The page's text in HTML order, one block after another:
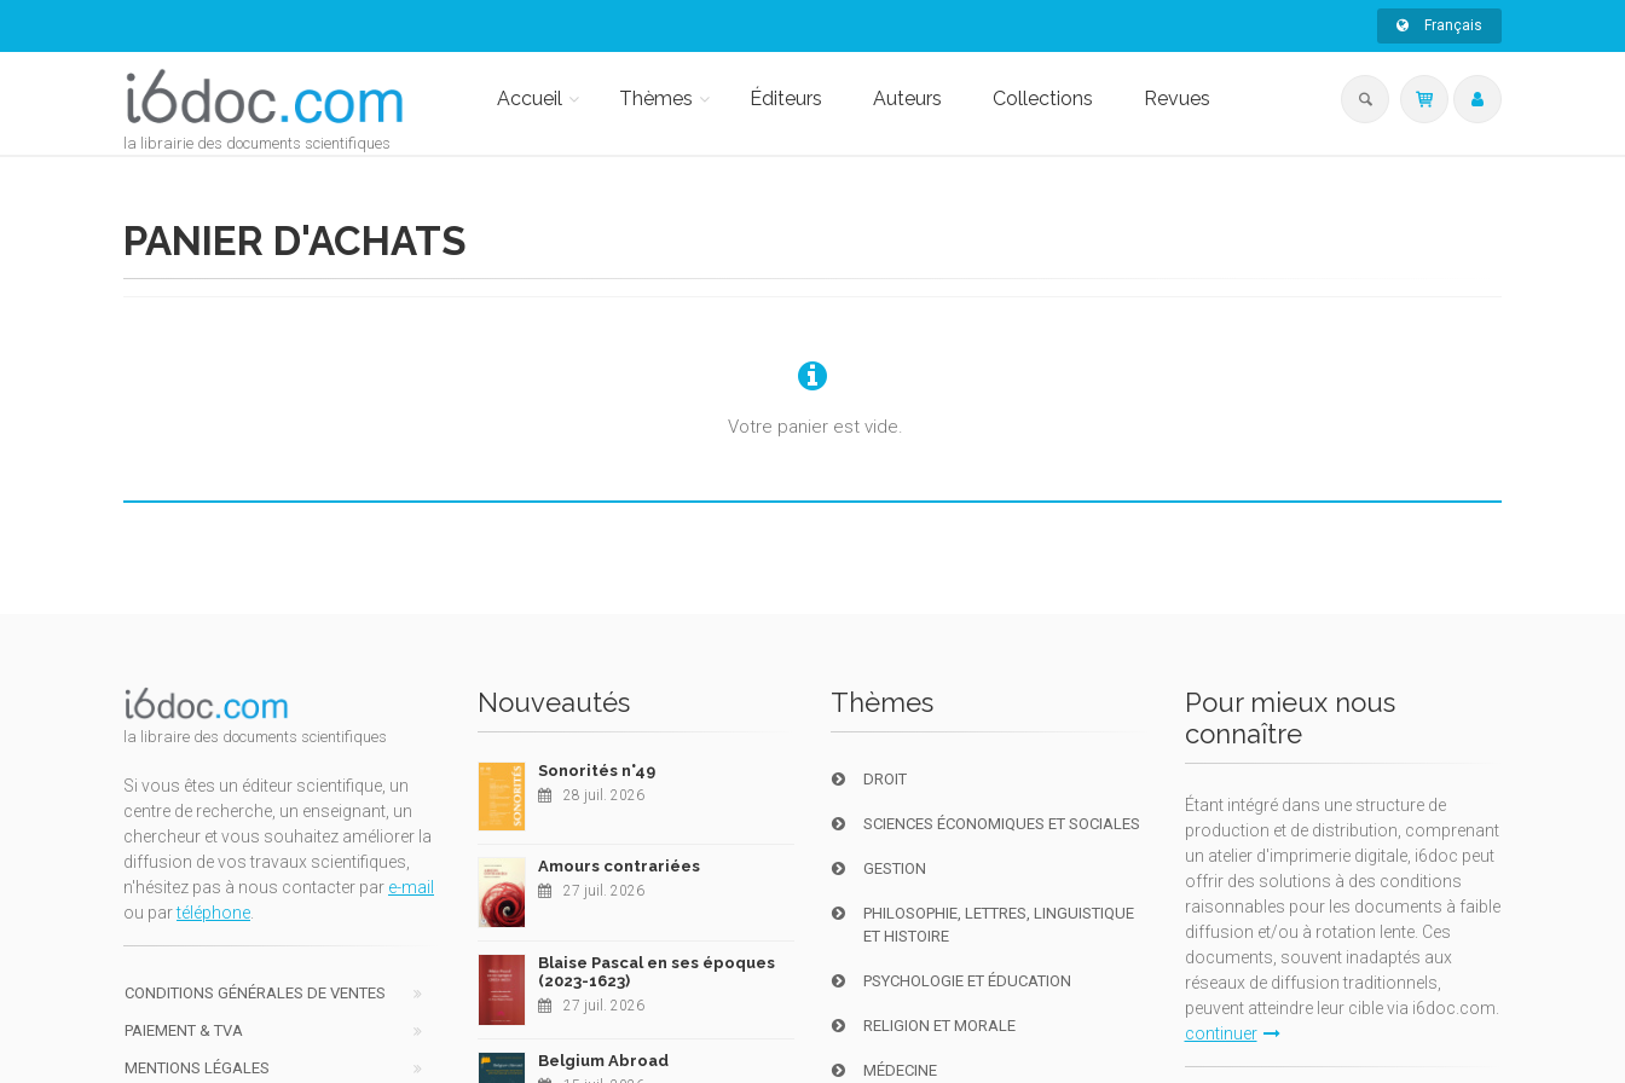
Français
la librairie des documents scientifiques
Accueil Thèmes Éditeurs Auteurs Collections Revues
PANIER D'ACHATS
Votre panier est vide.
la libraire des documents scientifiques
Si vous êtes un éditeur scientifique, un
centre de recherche, un enseignant, un
chercheur et vous souhaitez améliorer la
diffusion de vos travaux scientifiques,
n'hésitez pas à nous contacter par e-mail
ou partéléphone.
CONDITIONS GÉNÉRALES DE VENTES
PAIEMENT & TVA
MENTIONS LÉGALES
Nouveautés
Sonorités n°49
28 juil. 2026
Amours contrariées
27 juil. 2026
Blaise Pascal en ses époques
(2023-1623)
27 juil. 2026
Belgium Abroad
Thèmes
DROIT
SCIENCES ÉCONOMIQUES ET SOCIALES
GESTION
PHILOSOPHIE, LETTRES, LINGUISTIQUE
ET HISTOIRE
PSYCHOLOGIE ET ÉDUCATION
RELIGION ET MORALE
MÉDECINE
Pour mieux nous
connaître
Étant intégré dans une structure de
production et de distribution, comprenant
un atelier d'imprimerie digitale, i6doc peut
offrir des solutions à des conditions
raisonnables pour les documents à faible
diffusion et/ou à rotation lente. Ces
documents, souvent inadaptés aux
réseaux de diffusion traditionnels,
peuvent atteindre leur cible via i6doc.com.
continuer